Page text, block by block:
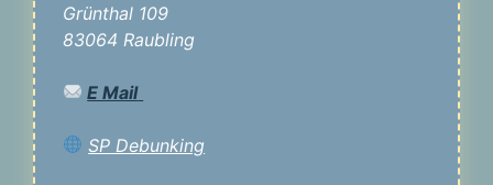
Grünthal 109
83064 Raubling
E Mail
SP Debunking